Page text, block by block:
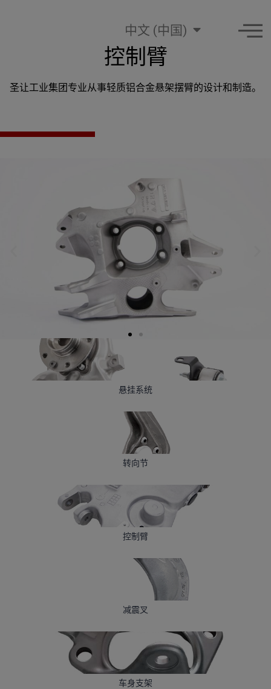
中文 (中国)
控制臂
圣让工业集团专业从事轻质铝合金悬架摆臂的设计和制造。
悬挂系统
转向节
控制臂
减震叉
车身支架